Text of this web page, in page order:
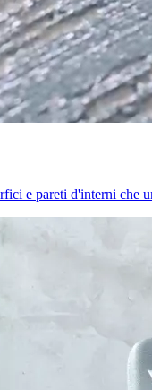
e pareti d'interni che